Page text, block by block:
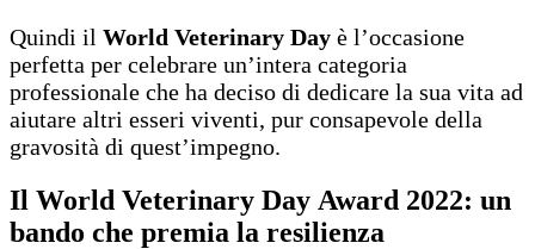
Quindi il World Veterinary Day è l’occasione
perfetta per celebrare un’intera categoria
professionale che ha deciso di dedicare la sua vita ad
aiutare altri esseri viventi, pur consapevole della
gravosità di quest’impegno.
Il World Veterinary Day Award 2022: un
bando che premia la resilienza